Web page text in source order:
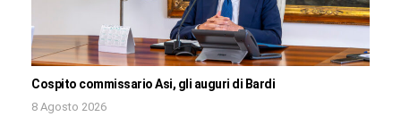
Cospito commissario Asi, gli auguri di Bardi
8 Agosto 2026